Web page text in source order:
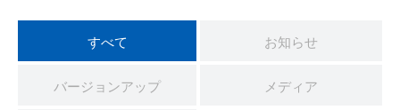
すべて お知らせ
バージョンアップ メディア